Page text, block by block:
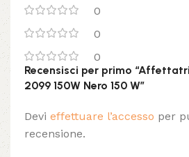
0
0
0
Recensisci per primo
2099 150W Nero 150 W”
Devi effettuare l’accesso per
recensione.